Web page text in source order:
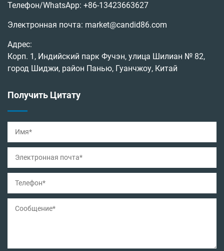
Телефон/WhatsApp: +86-13423663627
Электронная почта: market@candid86.com
Адрес:
Корп. 1, Индийский парк Фучэн, улица Шилиан № 82,
город Шиджи, район Панью, Гуанчжоу, Китай
Получить Цитату